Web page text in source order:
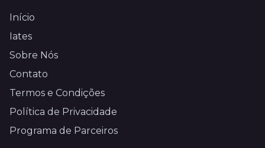
Início
Iates
Sobre Nós
Contato
Termos e Condições
Política de Privacidade
Programa de Parceiros